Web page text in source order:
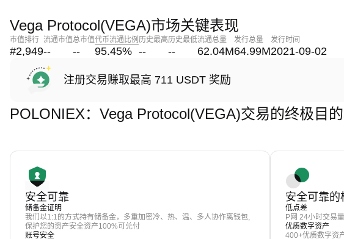
Vega Protocol(VEGA)市场关键表现
市值排行
#2,949
流通市值
--
总市值
--
代币流通比例
95.45%
历史最高
--
历史最低
--
流通总量
62.04M
发行总量
64.99M
发行时间
2021-09-02
注册交易赚取最高 711 USDT 奖励
POLONIEX：Vega Protocol(VEGA)交易的终极目
安全可靠
储备金证明
我们以1:1的方式持有储备金，多重加密冷、热、温、多人协作离钱包,
保护您的资产安全资产100%可兑付
账号安全
安全可靠的
低点差
P网 24小时交易
优质数字资产
400+优质数字资